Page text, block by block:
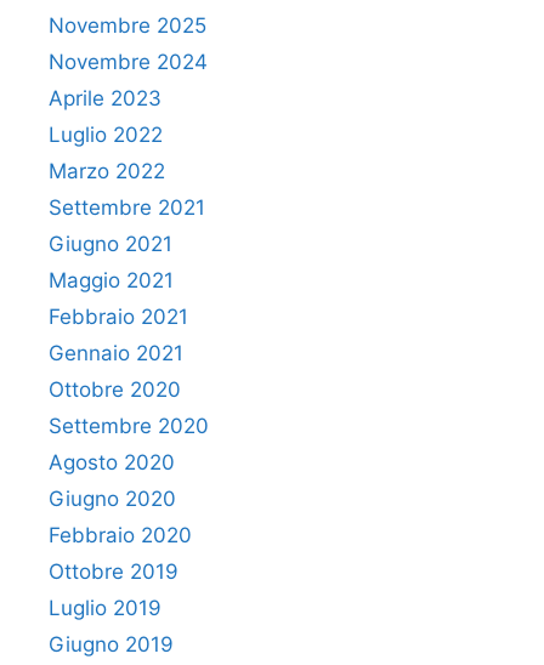
Novembre 2025
Novembre 2024
Aprile 2023
Luglio 2022
Marzo 2022
Settembre 2021
Giugno 2021
Maggio 2021
Febbraio 2021
Gennaio 2021
Ottobre 2020
Settembre 2020
Agosto 2020
Giugno 2020
Febbraio 2020
Ottobre 2019
Luglio 2019
Giugno 2019